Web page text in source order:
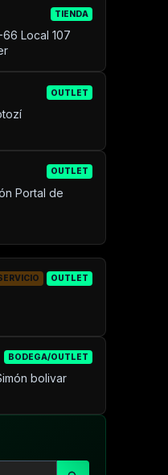
TIENDA
Local 107
OUTLET
OUTLET
Portal de
BODEGA/OUTLET
bolivar
OUTLET